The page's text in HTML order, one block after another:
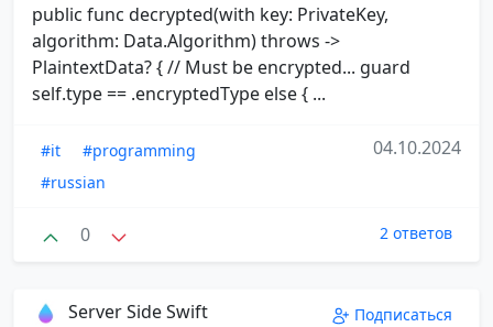
public func decrypted(with key: PrivateKey,
algorithm: Data.Algorithm) throws ->
PlaintextData? { // Must be encrypted... guard
self.type == .encryptedType else { ...
#it
#programming
#russian
04.10.2024
0 2 ответов
Server Side Swift
Подписаться